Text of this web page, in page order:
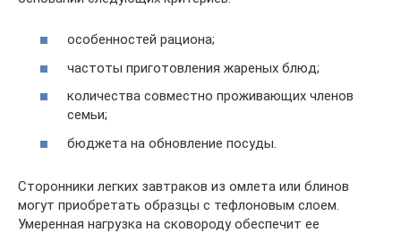
особенностей рациона;
частоты приготовления жареных блюд;
количества совместно проживающих членов
семьи;
бюджета на обновление посуды.
Сторонники легких завтраков из омлета или блинов
могут приобретать образцы с тефлоновым слоем.
Умеренная нагрузка на сковороду обеспечит ее